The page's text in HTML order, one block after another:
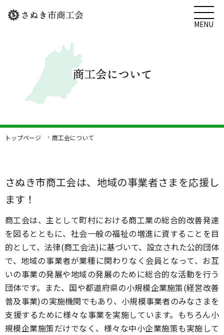
MENU
トップページ 商工会について
さぬき市商工会は、地域の事業者さまを応援し
ます！
商工会は、主として町村における商工業の総合的改善発達
を図るとともに、社会一般の福祉の増進に資することを目
的として、法律(商工会法)に基づいて、設立された公的団体
で、地域の事業者が業種に関わりなく会員となって、お互
いの事業の発展や地域の発展のために総合的な活動を行う
団体です。また、国や都道府県の小規模企業施策(経営改善
普及事業)の実施機関でもあり、小規模事業者のみなさまを
支援するために様々な事業を実施しています。もちろん小
規模企業施策だけでなく、様々な中小企業施策も実施して